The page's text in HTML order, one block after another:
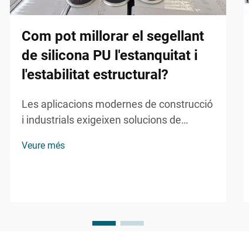
Com pot millorar el segellant
de silicona PU l'estanquitat i
l'estabilitat estructural?
Les aplicacions modernes de construcció
i industrials exigeixen solucions de
condicions meteorològiques extremes
Veure més